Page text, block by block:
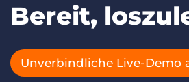
Bereit,
Unverbindliche Live-Demo